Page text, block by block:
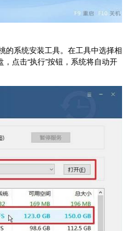
的系统安装工具。在工具中选择相
，点击“执行”按钮，系统将自动开